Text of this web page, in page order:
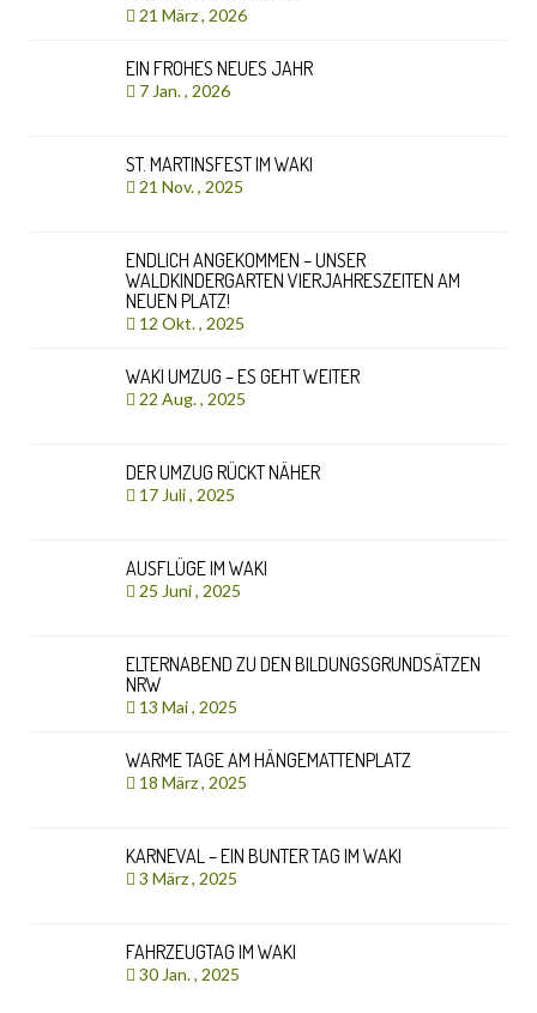
21 März , 2026
EIN FROHES NEUES JAHR
7 Jan. , 2026
ST. MARTINSFEST IM WAKI
21 Nov. , 2025
ENDLICH ANGEKOMMEN – UNSER
WALDKINDERGARTEN VIERJAHRESZEITEN AM
NEUEN PLATZ!
12 Okt. , 2025
WAKI UMZUG – ES GEHT WEITER
22 Aug. , 2025
DER UMZUG RÜCKT NÄHER
17 Juli , 2025
AUSFLÜGE IM WAKI
25 Juni , 2025
ELTERNABEND ZU DEN BILDUNGSGRUNDSÄTZEN
NRW
13 Mai , 2025
WARME TAGE AM HÄNGEMATTENPLATZ
18 März , 2025
KARNEVAL – EIN BUNTER TAG IM WAKI
3 März , 2025
FAHRZEUGTAG IM WAKI
30 Jan. , 2025